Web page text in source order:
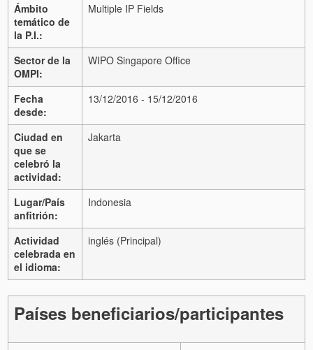
Ámbito
temático de
la P.I.:
Multiple IP Fields
Sector de la
OMPI:
WIPO Singapore Office
Fecha
desde:
13/12/2016 - 15/12/2016
Ciudad en
que se
celebró la
actividad:
Jakarta
Lugar/País
anfitrión:
Indonesia
Actividad
celebrada en
el idioma:
inglés (Principal)
Países beneficiarios/participantes